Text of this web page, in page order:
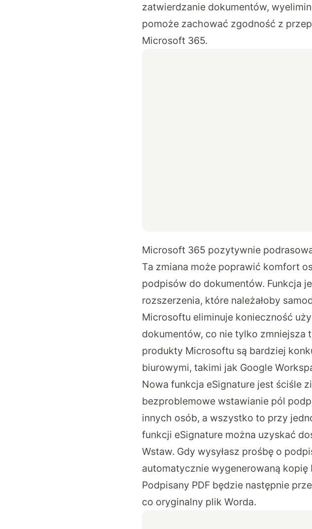
zatwierdzanie dokumentów,
pomoże zachować zgodność z
Microsoft 365.
Microsoft 365 pozytywnie
Ta zmiana może poprawić komfort
podpisów do dokumentów. Funkcja
rozszerzenia, które należałoby
Microsoftu eliminuje konieczność
dokumentów, co nie tylko zmniejsza
produkty Microsoftu są bardziej
biurowymi, takimi jak Google
Nowa funkcja eSignature jest ściśle
bezproblemowe wstawianie pól
innych osób, a wszystko to przy
funkcji eSignature można uzyskać
Wstaw. Gdy wysyłasz prośbę o
automatycznie wygenerowaną kopię
Podpisany PDF będzie następnie
co oryginalny plik Worda.